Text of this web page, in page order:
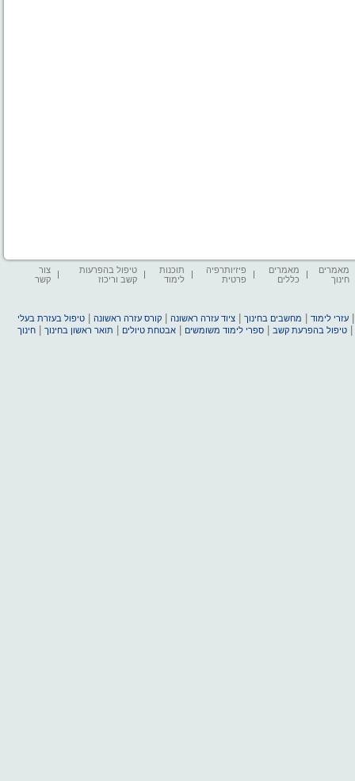
מאמרים
חינוך
מאמרים
כללים
פיזיותרפיה
פרטית
תוכנות
לימוד
טיפול בהפרעות
קשב וריכוז
צור
קשר
עזרי לימוד מחשבים בחינוך |ציוד עזרה ראשונה |קורס עזרה ראשונה |טיפול בעזרת בעלי
|טיפול בהפרעת קשב |ספרי לימוד משומשים |אבטחת טיולים תואר ראשון בחינוך |חינוך